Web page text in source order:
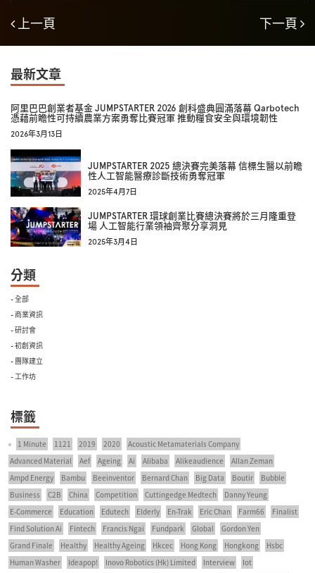
上一頁 下一頁
最新文章
阿里巴巴創業者基金 JUMPSTARTER 2026 創科盛典圓滿落幕 Qarbotech
憑藉前瞻性可持續農業方案勇奪比賽冠軍 推動糧食安全與環境韌性
2026年3月13日
JUMPSTARTER 2025 總決賽完美落幕 信標生醫以前瞻
性人工智能醫療診斷技術勇奪冠軍
2025年4月7日
JUMPSTARTER 環球創業比賽總決賽將於三月隆重登
場 人工智能行業領袖齊聚分享洞見
2025年3月4日
分類
- 全部
- 商業資訊
- 研討會
- 初創資訊
- 團隊建立
- 工作坊
標籤
1 Minute 1121 2019 2020
Acoustic Metamaterials Company
Advanced Material
Aef Ageing Ai Alibaba Alikeaudience
Allan Zeman
Ampd Energy
Bambu Beeinventor Bernard Chan Big Data Boutir
Bubble
Business
C2B China Competition Cuttingedge Medtech
Danny Yeung
E-Commerce
Education Edutech Elderly En-Trak Eric Chan Farm66
Finalist
Find Solution Ai
Fintech Francis Ngai Fundpark Global
Gordon Yen
Grand Finale
Healthy Healthy Ageing Hkcec Hong Kong Hongkong
Hsbc
Human Washer
Ideapop! Inovo Robotics (Hk) Limited Interview
Iot